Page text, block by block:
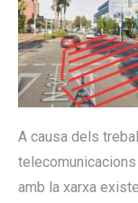
A causa dels
amb la xarxa